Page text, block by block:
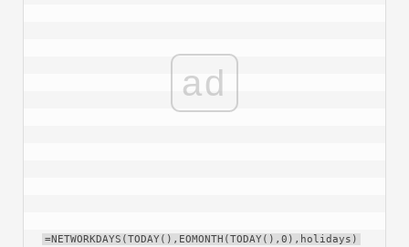
ad
=NETWORKDAYS(TODAY(),EOMONTH(TODAY(),0),holidays)